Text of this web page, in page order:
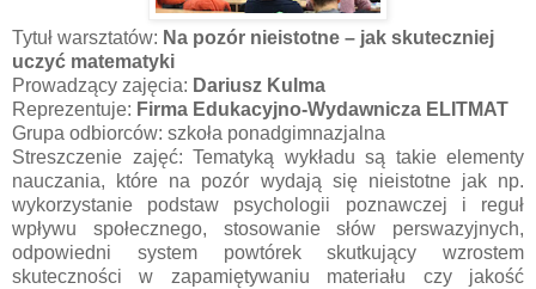
Tytuł warsztatów: Na pozór nieistotne – jak skuteczniej
uczyć matematyki
Prowadzący zajęcia: Dariusz Kulma
Reprezentuje: Firma Edukacyjno-Wydawnicza ELITMAT
Grupa odbiorców: szkoła ponadgimnazjalna
Streszczenie zajęć: Tematyką wykładu są takie elementy
nauczania, które na pozór wydają się nieistotne jak np.
wykorzystanie podstaw psychologii poznawczej i reguł
wpływu społecznego, stosowanie słów perswazyjnych,
odpowiedni system powtórek skutkujący wzrostem
skuteczności w zapamiętywaniu materiału czy jakość